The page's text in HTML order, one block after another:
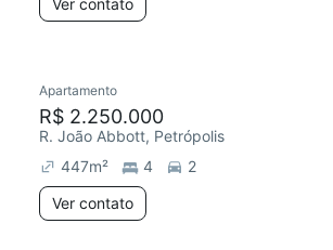
Ver contato
Apartamento
R$ 2.250.000
R. João Abbott, Petrópolis
447m² 4
2
Ver contato